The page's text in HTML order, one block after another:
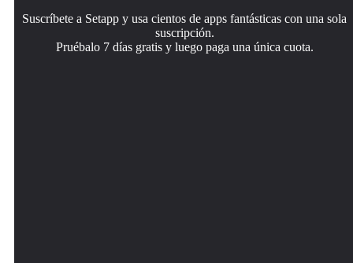
Suscríbete a Setapp y usa cientos de apps fantásticas con una sola
suscripción.
Pruébalo 7 días gratis y luego paga una única cuota.